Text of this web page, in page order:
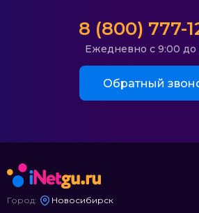
8 (800) 777-
Ежедневно с 9:00 до
Обратный
Город: Новосибирск